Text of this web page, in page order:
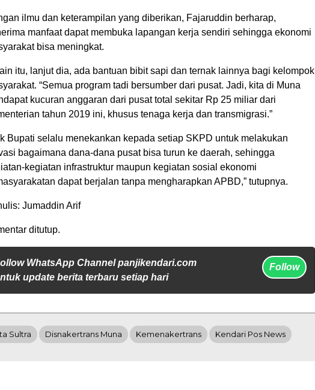
ilmu dan keterampilan yang diberikan, Fajaruddin berharap,
manfaat dapat membuka lapangan kerja sendiri sehingga ekonomi
bisa meningkat.
itu, lanjut dia, ada bantuan bibit sapi dan ternak lainnya bagi kelompok
“Semua program tadi bersumber dari pusat. Jadi, kita di Muna
kucuran anggaran dari pusat total sekitar Rp 25 miliar dari
tahun 2019 ini, khusus tenaga kerja dan transmigrasi.”
Bupati selalu menekankan kepada setiap SKPD untuk melakukan
bagaimana dana-dana pusat bisa turun ke daerah, sehingga
kegiatan infrastruktur maupun kegiatan sosial ekonomi
dapat berjalan tanpa mengharapkan APBD,” tutupnya.
Jumaddin Arif
ditutup.
WhatsApp Channel panjikendari.com
update berita terbaru setiap hari
Follow
Sultra Disnakertrans Muna Kemenakertrans Kendari Pos News